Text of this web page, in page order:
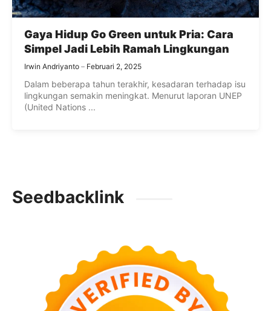
Gaya Hidup Go Green untuk Pria: Cara
Simpel Jadi Lebih Ramah Lingkungan
Irwin Andriyanto Februari 2, 2025
Dalam beberapa tahun terakhir, kesadaran terhadap isu
lingkungan semakin meningkat. Menurut laporan UNEP
(United Nations ...
Seedbacklink